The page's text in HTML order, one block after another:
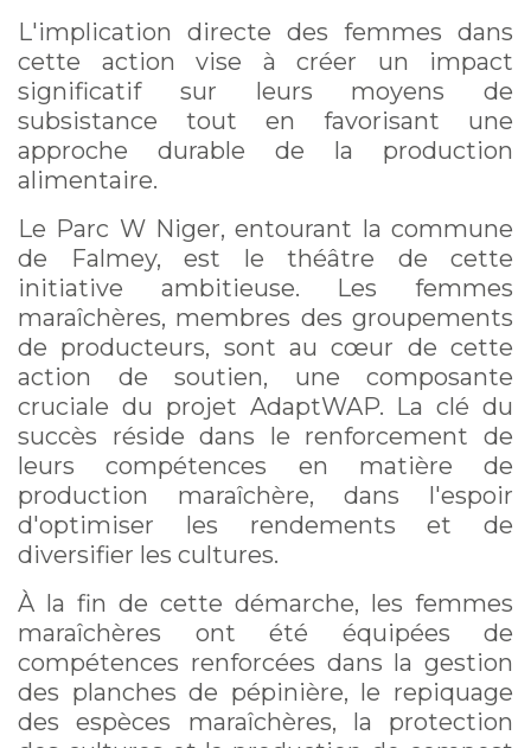
L'implication directe des femmes dans
cette action vise à créer un impact
significatif sur leurs moyens de
subsistance tout en favorisant une
approche durable de la production
alimentaire.
Le Parc W Niger, entourant la commune
de Falmey, est le théâtre de cette
initiative ambitieuse. Les femmes
maraîchères, membres des groupements
de producteurs, sont au cœur de cette
action de soutien, une composante
cruciale du projet AdaptWAP. La clé du
succès réside dans le renforcement de
leurs compétences en matière de
production maraîchère, dans l'espoir
d'optimiser les rendements et de
diversifier les cultures.
À la fin de cette démarche, les femmes
maraîchères ont été équipées de
compétences renforcées dans la gestion
des planches de pépinière, le repiquage
des espèces maraîchères, la protection